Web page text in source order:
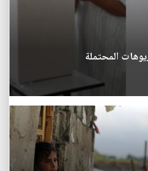
المحتملة